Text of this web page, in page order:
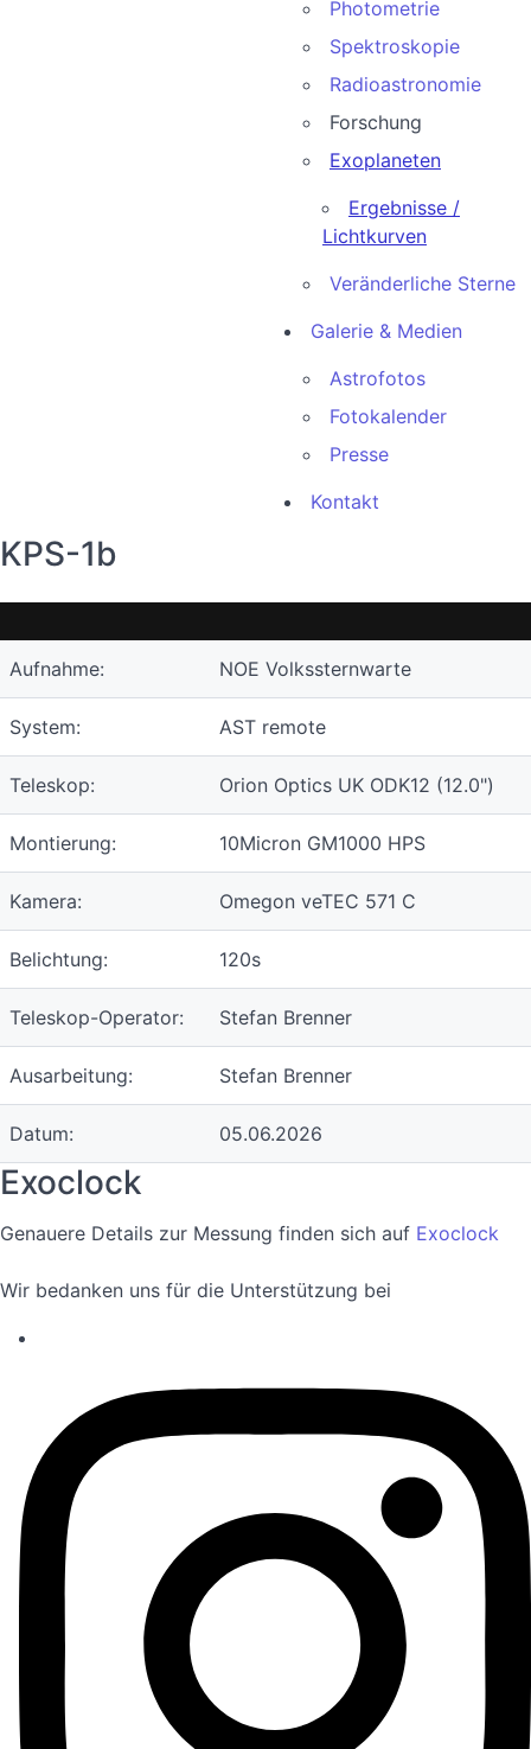
Photometrie
Spektroskopie
Radioastronomie
Forschung
Exoplaneten
Ergebnisse /
Lichtkurven
Veränderliche Sterne
Galerie & Medien
Astrofotos
Fotokalender
Presse
Kontakt
KPS-1b
Aufnahme: NOE Volkssternwarte
System: AST remote
Teleskop: Orion Optics UK ODK12 (12.0")
Montierung: 10Micron GM1000 HPS
Kamera: Omegon veTEC 571 C
Belichtung: 120s
Teleskop-Operator: Stefan Brenner
Ausarbeitung: Stefan Brenner
Datum: 05.06.2026
Exoclock
Genauere Details zur Messung finden sich auf Exoclock
Wir bedanken uns für die Unterstützung bei